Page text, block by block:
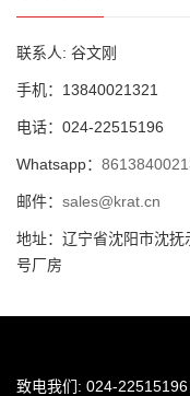
联系人: 谷文刚
手机：13840021321
电话：024-22515196
Whatsapp：
邮件： sales@krat.cn
地址：辽宁省沈阳市沈
号厂房
致电我们: 024-22515196